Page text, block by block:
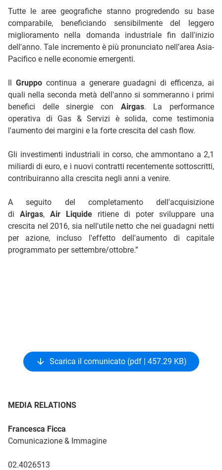
Tutte le aree geografiche stanno progredendo su base
comparabile, beneficiando sensibilmente del leggero
miglioramento nella domanda industriale fin dall'inizio
dell'anno. Tale incremento è più pronunciato nell’area Asia-
Pacifico e nelle economie emergenti.
Il Gruppocontinua a generare guadagni di efficenza, ai
quali nella seconda metà dell'anno si sommeranno i primi
benefici delle sinergie con Airgas. La performance
operativa di Gas & Servizi è solida, come testimonia
l'aumento dei margini e la forte crescita del cash flow.
Gli investimenti industriali in corso, che ammontano a 2,1
miliardi di euro, e i nuovi contratti recentemente sottoscritti,
contribuiranno alla crescita negli anni a venire.
A seguito del completamento dell'acquisizione
di Airgas, Air Liquideritiene di poter sviluppare una
crescita nel 2016, sia nell'utile netto che nei guadagni netti
per azione, incluso l'effetto dell'aumento di capitale
programmato per settembre/ottobre.”
Scarica il comunicato (pdf | 457.29 KB)
MEDIA RELATIONS
Francesca Ficca
Comunicazione & Immagine
02.4026513